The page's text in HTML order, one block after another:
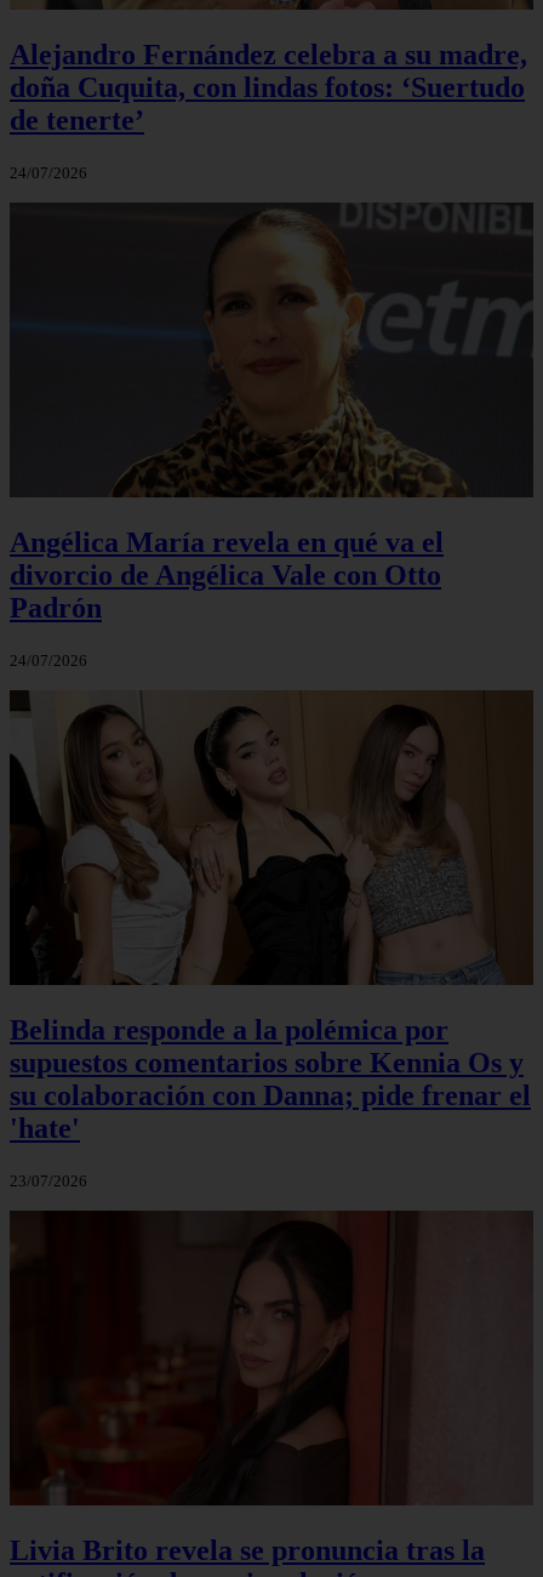
Alejandro Fernández celebra a su madre,
doña Cuquita, con lindas fotos: ‘Suertudo
de tenerte’
24/07/2026
Angélica María revela en qué va el
divorcio de Angélica Vale con Otto
Padrón
24/07/2026
Belinda responde a la polémica por
supuestos comentarios sobre Kennia Os y
su colaboración con Danna; pide frenar el
'hate'
23/07/2026
Livia Brito revela se pronuncia tras la